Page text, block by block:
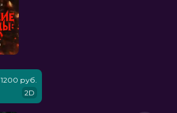
1200 руб.
2D